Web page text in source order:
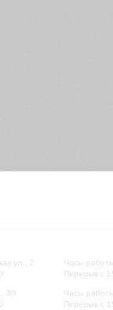
ул., 2
30
Часы
Перерыв с
Часы
Перерыв с